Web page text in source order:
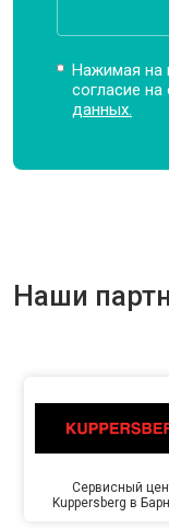
Нажимая на
согласие
данных.
Наши
Сервисный
Kuppersberg в